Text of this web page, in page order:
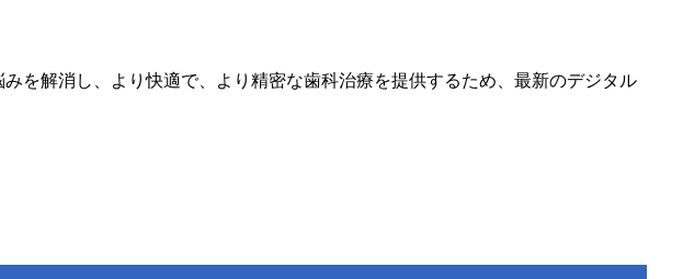
を解消し、より快適で、より精密な歯科治療を提供するため、最新のデジタル